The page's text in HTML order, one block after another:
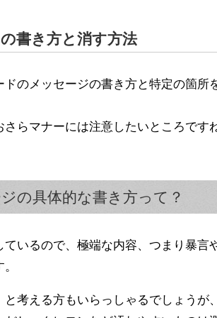
書き方と消す方法
のメッセージの書き方と特定の箇所
らマナーには注意したいところですね
の具体的な書き方って？
いるので、極端な内容、つまり暴言
考える方もいらっしゃるでしょうが